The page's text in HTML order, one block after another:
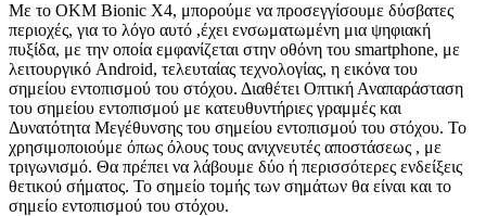
Με το OKM Bionic X4, μπορούμε να προσεγγίσουμε δύσβατες
περιοχές, για το λόγο αυτό ,έχει ενσωματωμένη μια ψηφιακή
πυξίδα, με την οποία εμφανίζεται στην οθόνη του smartphone, με
λειτουργικό Android, τελευταίας τεχνολογίας, η εικόνα του
σημείου εντοπισμού του στόχου. Διαθέτει Οπτική Αναπαράσταση
του σημείου εντοπισμού με κατευθυντήριες γραμμές και
Δυνατότητα Μεγέθυνσης του σημείου εντοπισμού του στόχου. Το
χρησιμοποιούμε όπως όλους τους ανιχνευτές αποστάσεως , με
τριγωνισμό. Θα πρέπει να λάβουμε δύο ή περισσότερες ενδείξεις
θετικού σήματος. Το σημείο τομής των σημάτων θα είναι και το
σημείο εντοπισμού του στόχου.